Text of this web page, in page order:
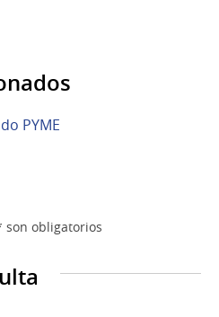
PYME
son obligatorios